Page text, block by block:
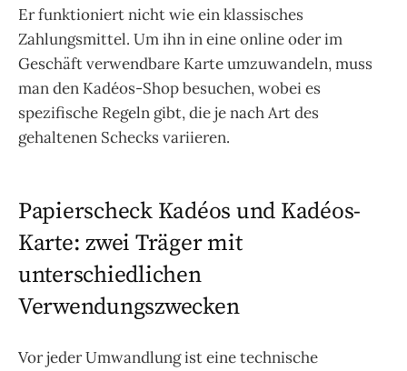
Er funktioniert nicht wie ein klassisches
Zahlungsmittel. Um ihn in eine online oder im
Geschäft verwendbare Karte umzuwandeln, muss
man den Kadéos-Shop besuchen, wobei es
spezifische Regeln gibt, die je nach Art des
gehaltenen Schecks variieren.
Papierscheck Kadéos und Kadéos-
Karte: zwei Träger mit
unterschiedlichen
Verwendungszwecken
Vor jeder Umwandlung ist eine technische